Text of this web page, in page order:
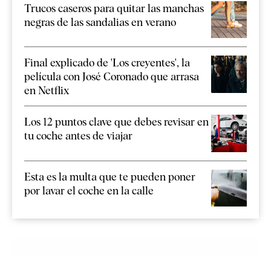
Trucos caseros para quitar las manchas
negras de las sandalias en verano
Final explicado de 'Los creyentes', la
película con José Coronado que arrasa
en Netflix
Los 12 puntos clave que debes revisar en
tu coche antes de viajar
Esta es la multa que te pueden poner
por lavar el coche en la calle